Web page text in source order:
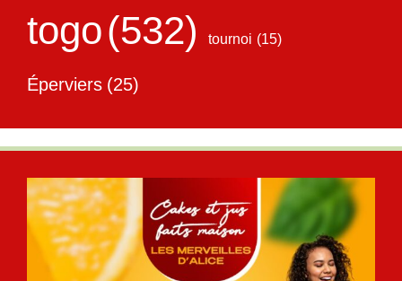
togo(532) tournoi (15)
Éperviers (25)